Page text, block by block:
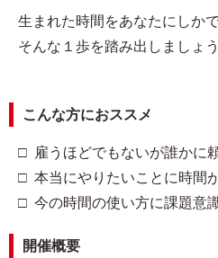
生まれた時間をあなたにしか
そんな１歩を踏み出しましょう
こんな方におススメ
□ 雇うほどでもないが誰かに
□ 本当にやりたいことに時間
□ 今の時間の使い方に課題意
開催概要